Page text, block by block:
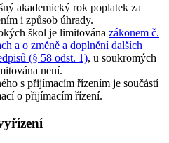
akademický rok poplatek za
i způsob úhrady.
škol je limitována zákonem č.
a o změně a doplnění dalších
(§ 58 odst. 1), u soukromých
není.
s přijímacím řízením je součástí
o přijímacím řízení.